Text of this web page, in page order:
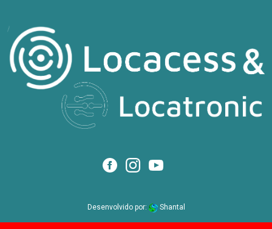
Desenvolvido por: Shantal